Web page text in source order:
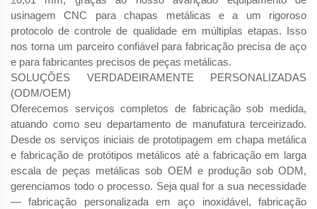
usinagem CNC para chapas metálicas e a um rigoroso
protocolo de controle de qualidade em múltiplas etapas. Isso
nos torna um parceiro confiável para fabricação precisa de aço
e para fabricantes precisos de peças metálicas.
SOLUÇÕES VERDADEIRAMENTE PERSONALIZADAS
(ODM/OEM)
Oferecemos serviços completos de fabricação sob medida,
atuando como seu departamento de manufatura terceirizado.
Desde os serviços iniciais de prototipagem em chapa metálica
e fabricação de protótipos metálicos até a fabricação em larga
escala de peças metálicas sob OEM e produção sob ODM,
gerenciamos todo o processo. Seja qual for a sua necessidade
— fabricação personalizada em aço inoxidável, fabricação